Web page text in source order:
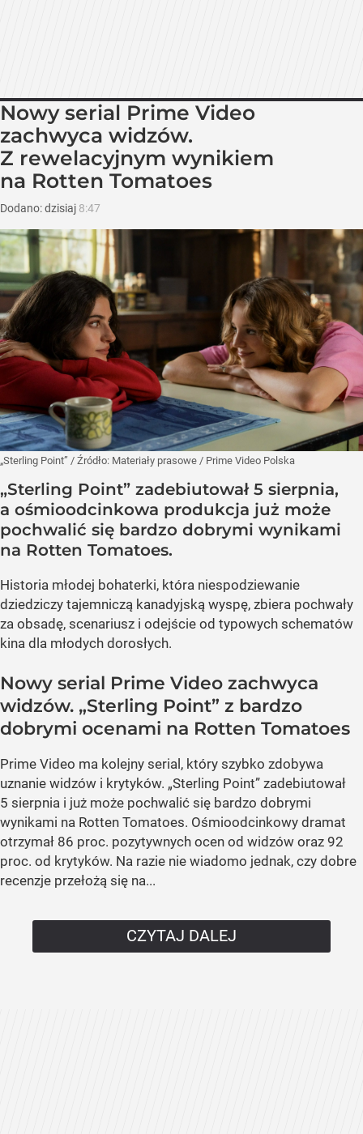
Nowy serial Prime Video
zachwyca widzów.
Z rewelacyjnym wynikiem
na Rotten Tomatoes
Dodano:dzisiaj 8:47
„Sterling Point” / Źródło: Materiały prasowe / Prime Video Polska
„Sterling Point” zadebiutował 5 sierpnia,
a ośmioodcinkowa produkcja już może
pochwalić się bardzo dobrymi wynikami
na Rotten Tomatoes.
Historia młodej bohaterki, która niespodziewanie
dziedziczy tajemniczą kanadyjską wyspę, zbiera pochwały
za obsadę, scenariusz i odejście od typowych schematów
kina dla młodych dorosłych.
Nowy serial Prime Video zachwyca
widzów. „Sterling Point” z bardzo
dobrymi ocenami na Rotten Tomatoes
Prime Video ma kolejny serial, który szybko zdobywa
uznanie widzów i krytyków. „Sterling Point” zadebiutował
5 sierpnia i już może pochwalić się bardzo dobrymi
wynikami na Rotten Tomatoes. Ośmioodcinkowy dramat
otrzymał 86 proc. pozytywnych ocen od widzów oraz 92
proc. od krytyków. Na razie nie wiadomo jednak, czy dobre
recenzje przełożą się na...
CZYTAJ DALEJ